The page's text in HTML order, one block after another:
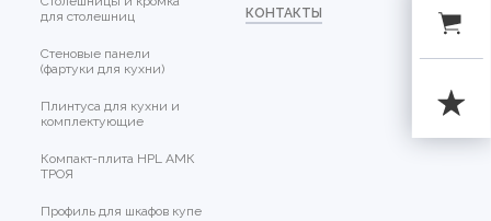
для столешниц
Стеновые панели
(фартуки для кухни)
Плинтуса для кухни и
комплектующие
Компакт-плита HPL АМК
ТРОЯ
Профиль для шкафов купе
КОНТАКТЫ